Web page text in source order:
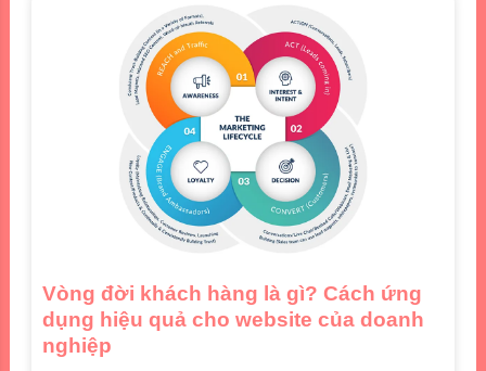
Vòng đời khách hàng là gì? Cách ứng
dụng hiệu quả cho website của doanh
nghiệp